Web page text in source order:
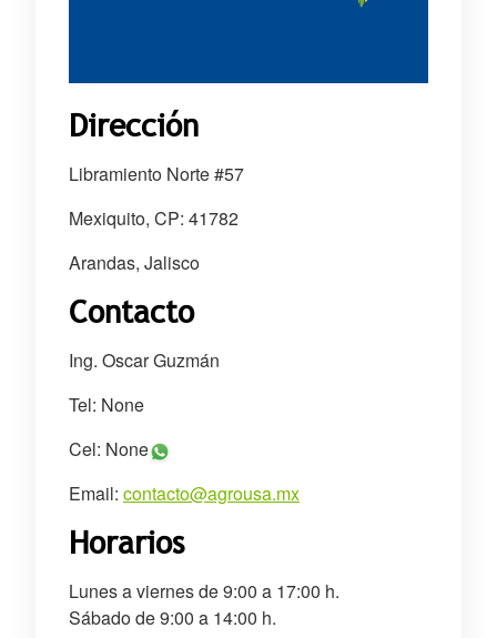
Dirección
Libramiento Norte #57
Mexiquito, CP: 41782
Arandas, Jalisco
Contacto
Ing. Oscar Guzmán
Tel: None
Cel: None
Email: contacto@agrousa.mx
Horarios
Lunes a viernes de 9:00 a 17:00 h.
Sábado de 9:00 a 14:00 h.